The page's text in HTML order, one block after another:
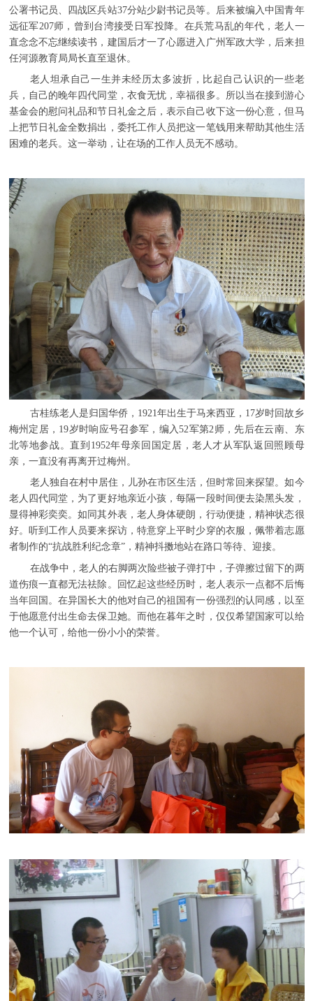
公署书记员、四战区兵站37分站少尉书记员等。后来被编入中国青年
远征军207师，曾到台湾接受日军投降。在兵荒马乱的年代，老人一
直念念不忘继续读书，建国后才一了心愿进入广州军政大学，后来担
任河源教育局局长直至退休。
老人坦承自己一生并未经历太多波折，比起自己认识的一些老
兵，自己的晚年四代同堂，衣食无忧，幸福很多。所以当在接到游心
基金会的慰问礼品和节日礼金之后，表示自己收下这一份心意，但马
上把节日礼金全数捐出，委托工作人员把这一笔钱用来帮助其他生活
困难的老兵。这一举动，让在场的工作人员无不感动。
古桂练老人是归国华侨，1921年出生于马来西亚，17岁时回故乡
梅州定居，19岁时响应号召参军，编入52军第2师，先后在云南、东
北等地参战。直到1952年母亲回国定居，老人才从军队返回照顾母
亲，一直没有再离开过梅州。
老人独自在村中居住，儿孙在市区生活，但时常回来探望。如今
老人四代同堂，为了更好地亲近小孩，每隔一段时间便去染黑头发，
显得神彩奕奕。如同其外表，老人身体硬朗，行动便捷，精神状态很
好。听到工作人员要来探访，特意穿上平时少穿的衣服，佩带着志愿
者制作的“抗战胜利纪念章”，精神抖擞地站在路口等待、迎接。
在战争中，老人的右脚两次险些被子弹打中，子弹擦过留下的两
道伤痕一直都无法祛除。回忆起这些经历时，老人表示一点都不后悔
当年回国。在异国长大的他对自己的祖国有一份强烈的认同感，以至
于他愿意付出生命去保卫她。而他在暮年之时，仅仅希望国家可以给
他一个认可，给他一份小小的荣誉。